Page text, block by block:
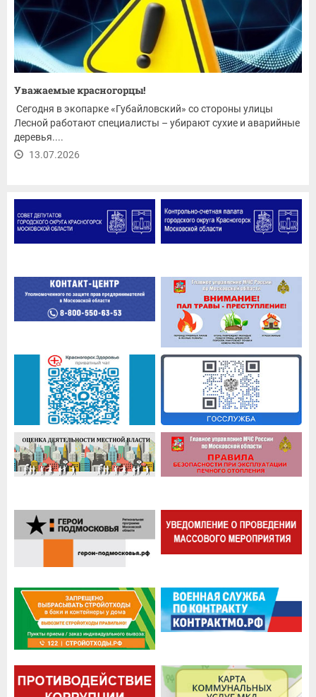
Уважаемые красногорцы!
Сегодня в экопарке «Губайловский» со стороны улицы
Лесной работают специалисты – убирают сухие и аварийные
деревья....
13.07.2026